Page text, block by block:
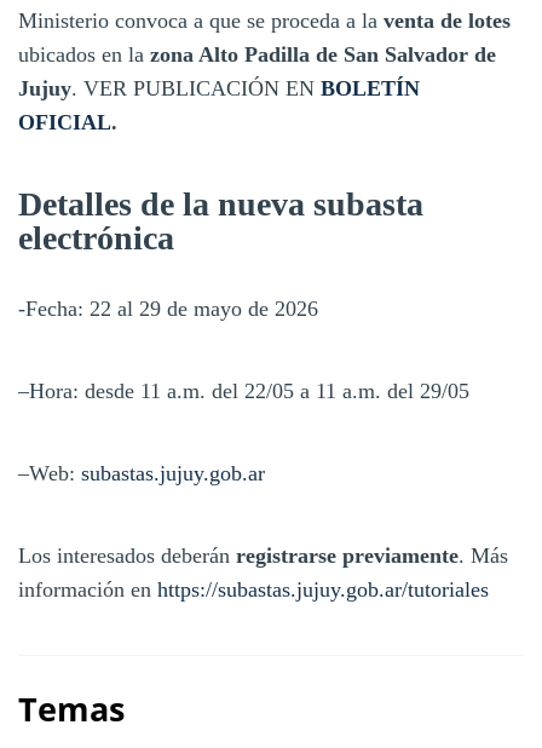
Ministerio convoca a que se proceda a la venta de lotes
ubicados en la zona Alto Padilla de San Salvador de
Jujuy. VER PUBLICACIÓN EN BOLETÍN
OFICIAL.
Detalles de la nueva subasta
electrónica
-Fecha: 22 al 29 de mayo de 2026
–Hora: desde 11 a.m. del 22/05 a 11 a.m. del 29/05
–Web: subastas.jujuy.gob.ar
Los interesados deberán registrarse previamente. Más
información en https://subastas.jujuy.gob.ar/tutoriales
Temas